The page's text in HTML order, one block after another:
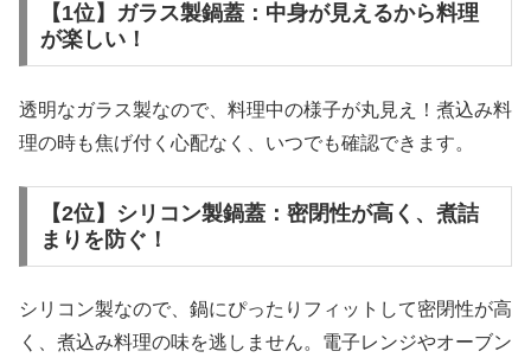
【1位】ガラス製鍋蓋：中身が見えるから料理
が楽しい！
透明なガラス製なので、料理中の様子が丸見え！煮込み料
理の時も焦げ付く心配なく、いつでも確認できます。
【2位】シリコン製鍋蓋：密閉性が高く、煮詰
まりを防ぐ！
シリコン製なので、鍋にぴったりフィットして密閉性が高
く、煮込み料理の味を逃しません。電子レンジやオーブン